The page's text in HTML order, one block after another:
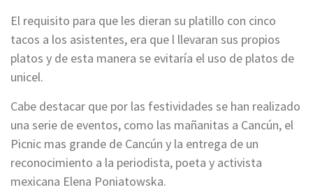
El requisito para que les dieran su platillo con cinco
tacos a los asistentes, era que l llevaran sus propios
platos y de esta manera se evitaría el uso de platos de
unicel.
Cabe destacar que por las festividades se han realizado
una serie de eventos, como las mañanitas a Cancún, el
Picnic mas grande de Cancún y la entrega de un
reconocimiento a la periodista, poeta y activista
mexicana Elena Poniatowska.